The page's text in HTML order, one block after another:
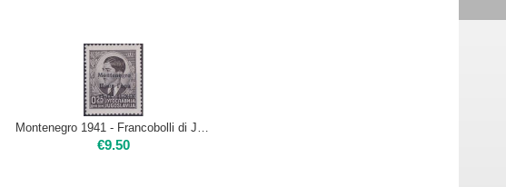
Montenegro 1941 - Francobolli di Jugoslavia sopra stampati 25 p. | Nuovo**
€9.50